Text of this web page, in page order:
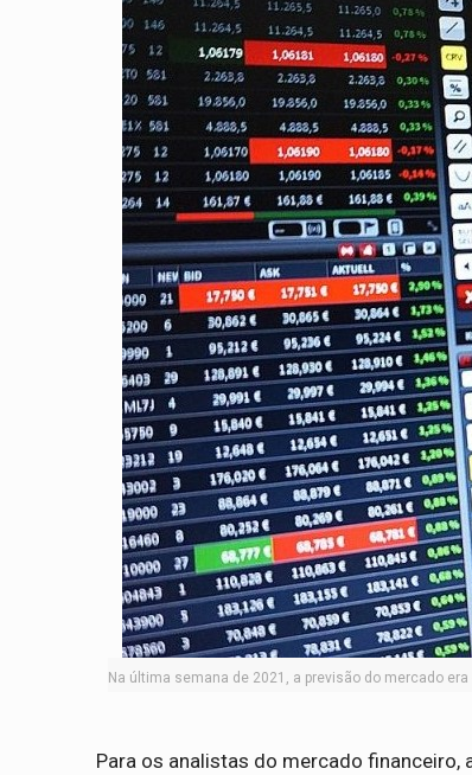
Na última semana de 2021, a previsão do mercado
Para os analistas do mercado financeiro,